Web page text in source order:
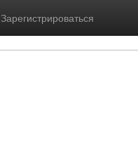
Зарегистрироваться